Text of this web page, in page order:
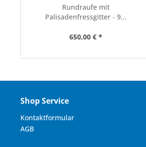
Rundraufe mit
Palisadenfressgitter - 9...
650,00 € *
Shop Service
Kontaktformular
AGB